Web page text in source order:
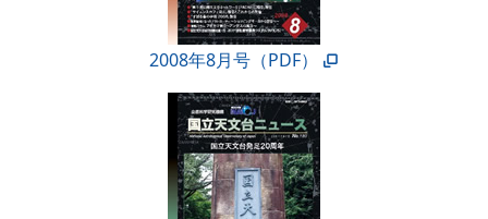
2008年8月号（PDF）